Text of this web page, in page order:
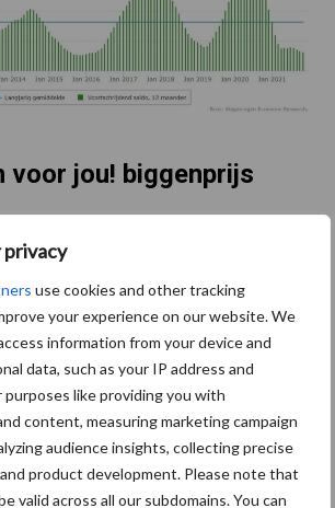
privacy
use cookies and other tracking
your experience on our website. We
information from your device and
data, such as your IP address and
like providing you with
content, measuring marketing campaign
audience insights, collecting precise
product development. Please note that
valid across all our subdomains. You can
voor jou! biggenprijs
Geopolitieke onrust zet druk
op varkensmarkt: hoe
stabiel is de prijs nog?
Daling af-boerderijprijs zet
varkensvleesketen onder
druk